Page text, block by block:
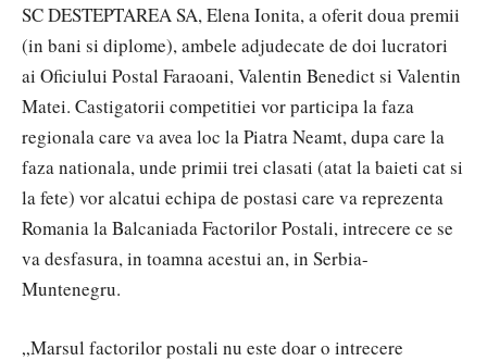
SC DESTEPTAREA SA, Elena Ionita, a oferit doua premii
(in bani si diplome), ambele adjudecate de doi lucratori
ai Oficiului Postal Faraoani, Valentin Benedict si Valentin
Matei. Castigatorii competitiei vor participa la faza
regionala care va avea loc la Piatra Neamt, dupa care la
faza nationala, unde primii trei clasati (atat la baieti cat si
la fete) vor alcatui echipa de postasi care va reprezenta
Romania la Balcaniada Factorilor Postali, intrecere ce se
va desfasura, in toamna acestui an, in Serbia-
Muntenegru.
„Marsul factorilor postali nu este doar o intrecere